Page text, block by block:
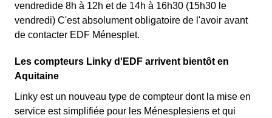
vendredide 8h à 12h et de 14h à 16h30 (15h30 le
vendredi) C'est absolument obligatoire de l'avoir avant
de contacter EDF Ménesplet.
Les compteurs Linky d'EDF arrivent bientôt en
Aquitaine
Linky est un nouveau type de compteur dont la mise en
service est simplifiée pour les Ménesplesiens et qui